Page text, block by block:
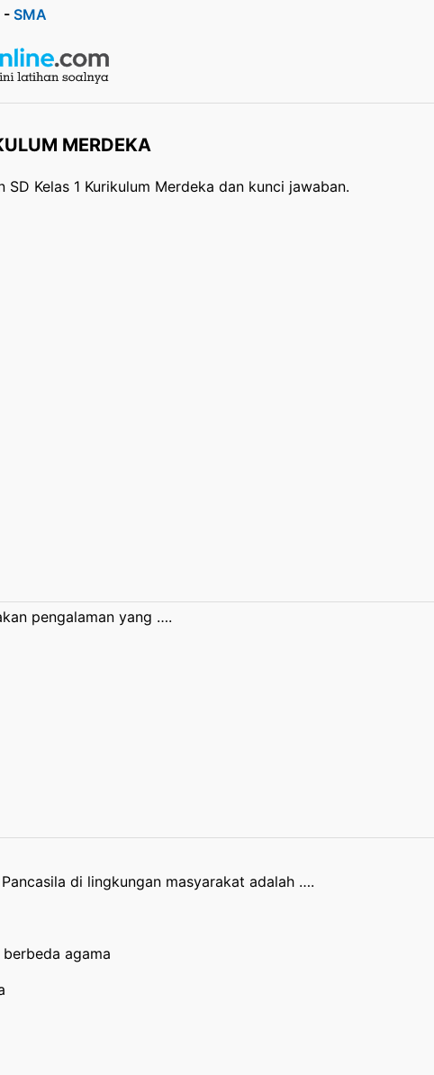
- SMA
MERDEKA
SD Kelas 1 Kurikulum Merdeka dan kunci jawaban.
pengalaman yang ….
di lingkungan masyarakat adalah ….
agama